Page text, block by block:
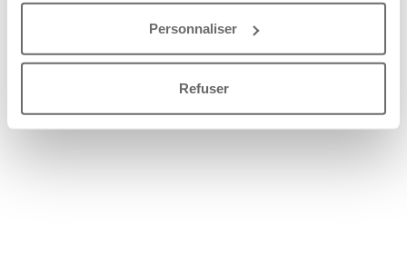
Personnaliser
Refuser